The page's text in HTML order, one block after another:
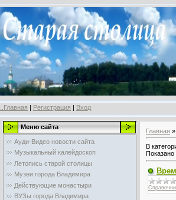
..Главная | Регистрация | Вход
Меню сайта
Ауди-Видео новости сайта
Музыкальный калейдоскоп
Летопись старой столицы
Музеи города Владимира
Действующие монастыри
ВУЗы города Владимира
Главная »
В
Показано